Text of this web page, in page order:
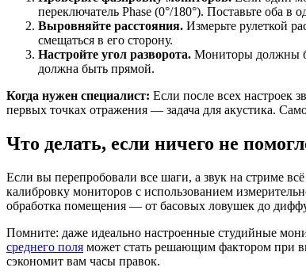
переключатель Phase (0°/180°). Поставьте оба в
Выровняйте расстояния. Измерьте рулеткой
смещаться в его сторону.
Настройте угол разворота. Мониторы должны
должна быть прямой.
Когда нужен специалист: Если после всех настроек
первых точках отражения — задача для акустика.
Что делать, если ничего не
Если вы перепробовали все шаги, а звук на стриме
калибровку мониторов с использованием
обработка помещения — от басовых ловушек до
Помните: даже идеально настроенные студийные
среднего поля может стать решающим фактором при
сэкономит вам часы правок.